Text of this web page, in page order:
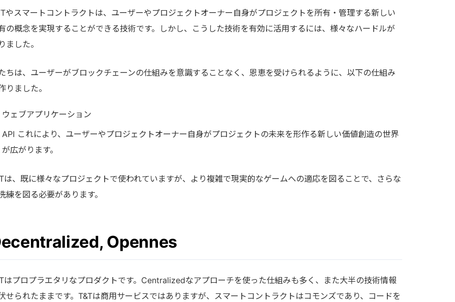
やスマートコントラクトは、ユーザーやプロジェクトオーナー自身がプロジェクトを所有・管理する新しい
の概念を実現することができる技術です。しかし、こうした技術を有効に活用するには、様々なハードルが
ました。
ちは、ユーザーがブロックチェーンの仕組みを意識することなく、恩恵を受けられるように、以下の仕組み
りました。
ウェブアプリケーション
API これにより、ユーザーやプロジェクトオーナー自身がプロジェクトの未来を形作る新しい価値創造の世界
が広がります。
は、既に様々なプロジェクトで使われていますが、より複雑で現実的なゲームへの適応を図ることで、さらな
練を図る必要があります。
Opennes
はプロプラエタリなプロダクトです。Centralizedなアプローチを使った仕組みも多く、また大半の技術情報
せられたままです。T&Tは商用サービスではありますが、スマートコントラクトはコモンズであり、コードを